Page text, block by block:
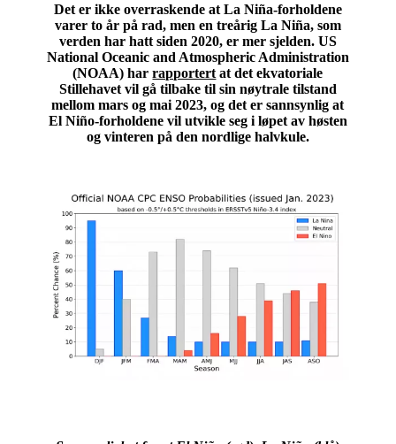
Det er ikke overraskende at La Niña-forholdene
varer to år på rad, men en treårig La Niña, som
verden har hatt siden 2020, er mer sjelden. US
National Oceanic and Atmospheric Administration
(NOAA) harrapportert at det ekvatoriale
Stillehavet vil gå tilbake til sin nøytrale tilstand
mellom mars og mai 2023, og det er sannsynlig at
El Niño-forholdene vil utvikle seg i løpet av høsten
og vinteren på den nordlige halvkule.